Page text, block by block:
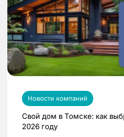
Новости компаний
Свой дом в Томске: как
2026 году